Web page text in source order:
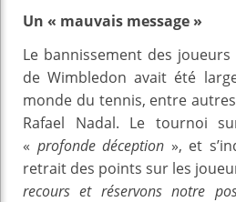
Un « mauvais message »
Le bannissement des
de Wimbledon avait été
monde du tennis, entre
Rafael Nadal. Le tournoi
« profonde déception », et
retrait des points sur les
recours et réservons notre